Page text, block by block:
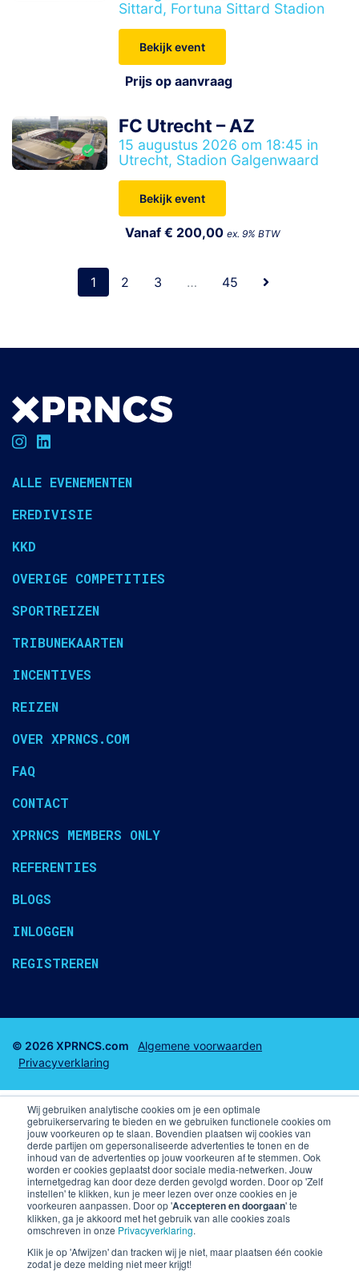
Wij gebruiken analytische cookies om je een optimale
gebruikerservaring te bieden en we gebruiken functionele cookies om
jouw voorkeuren op te slaan. Bovendien plaatsen wij cookies van
derde partijen om gepersonaliseerde advertenties te tonen en de
inhoud van de advertenties op jouw voorkeuren af te stemmen. Ook
worden er cookies geplaatst door sociale media-netwerken. Jouw
internetgedrag kan door deze derden gevolgd worden. Door op 'Zelf
instellen' te klikken, kun je meer lezen over onze cookies en je
voorkeuren aanpassen. Door op 'Accepteren en doorgaan' te
klikken, ga je akkoord met het gebruik van alle cookies zoals
omschreven in onze Privacyverklaring.
Klik je op 'Afwijzen' dan tracken wij je niet, maar plaatsen één cookie
zodat je deze melding niet meer krijgt!
Sittard, Fortuna Sittard Stadion
Bekijk event
Prijs op aanvraag
FC Utrecht – AZ
15 augustus 2026 om 18:45 in
Utrecht, Stadion Galgenwaard
Bekijk event
Vanaf € 200,00ex. 9% BTW
1 2 3 … 45
ALLE EVENEMENTEN
EREDIVISIE
KKD
OVERIGE COMPETITIES
SPORTREIZEN
TRIBUNEKAARTEN
INCENTIVES
REIZEN
OVER XPRNCS.COM
FAQ
CONTACT
XPRNCS MEMBERS ONLY
REFERENTIES
BLOGS
INLOGGEN
REGISTREREN
© 2026 XPRNCS.com
Algemene voorwaarden
Privacyverklaring
Business club tickets
Business Seats
F1 arrangementen
Voetbal arrangementen
Champions League VIP arrangementen en kaarten
Premier League
Skybox PSV